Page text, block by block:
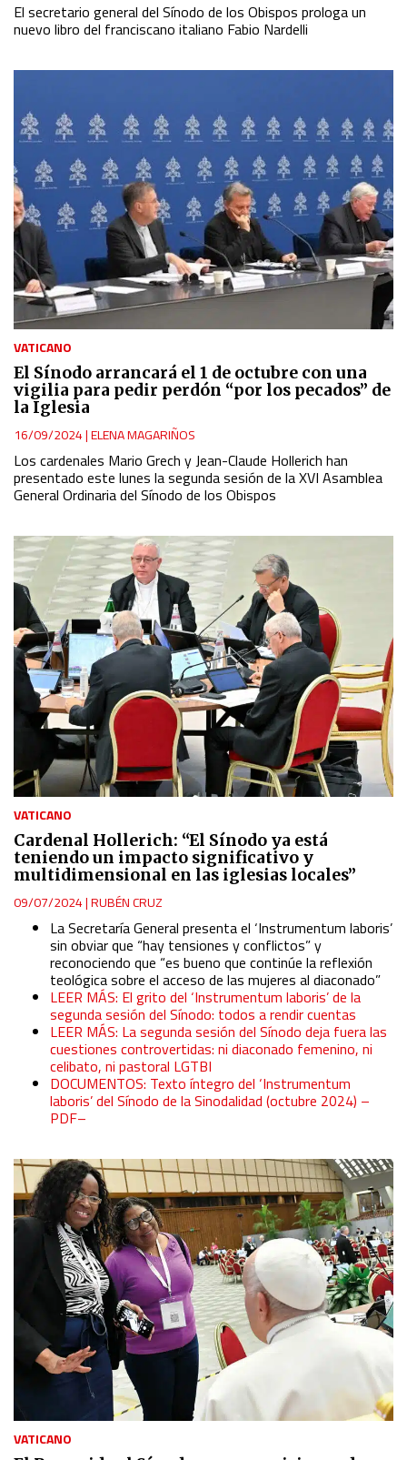
El secretario general del Sínodo de los Obispos prologa un
nuevo libro del franciscano italiano Fabio Nardelli
VATICANO
El Sínodo arrancará el 1 de octubre con una
vigilia para pedir perdón “por los pecados” de
la Iglesia
16/09/2024|ELENA MAGARIÑOS
Los cardenales Mario Grech y Jean-Claude Hollerich han
presentado este lunes la segunda sesión de la XVI Asamblea
General Ordinaria del Sínodo de los Obispos
VATICANO
Cardenal Hollerich: “El Sínodo ya está
teniendo un impacto significativo y
multidimensional en las iglesias locales”
09/07/2024|RUBÉN CRUZ
La Secretaría General presenta el ‘Instrumentum laboris’
sin obviar que “hay tensiones y conflictos” y
reconociendo que “es bueno que continúe la reflexión
teológica sobre el acceso de las mujeres al diaconado”
LEER MÁS: El grito del ‘Instrumentum laboris’ de la
segunda sesión del Sínodo: todos a rendir cuentas
LEER MÁS: La segunda sesión del Sínodo deja fuera las
cuestiones controvertidas: ni diaconado femenino, ni
celibato, ni pastoral LGTBI
DOCUMENTOS: Texto íntegro del ‘Instrumentum
laboris’ del Sínodo de la Sinodalidad (octubre 2024) –
PDF–
VATICANO